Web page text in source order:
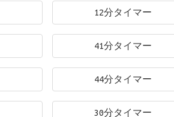
12分タイマー
41分タイマー
44分タイマー
30分タイマー